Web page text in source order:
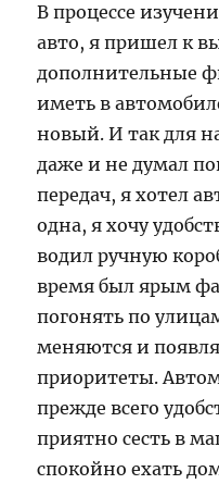
В процессе
авто, я пришел к
дополнительные
иметь в
новый. И так для
даже и не думал
передач, я хотел
одна, я хочу
водил ручную
время был ярым
погонять по
меняются и
приоритеты.
прежде всего
приятно сесть в
спокойно ехать